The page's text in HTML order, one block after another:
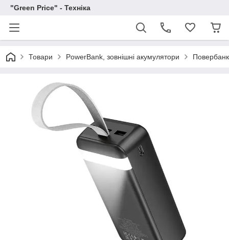
"Green Price" - Техніка
Товари PowerBank, зовнішні акумулятори